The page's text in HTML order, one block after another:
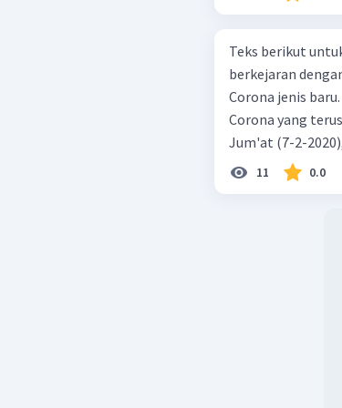
Teks berikut
berkejaran
Corona jenis
Corona yang
Jum'at (7-2-
akibat virus
yang terinfeksi
hingga Prancis
11 0.0